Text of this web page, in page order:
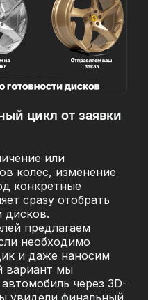
цикл от заявки
или
колес, изменение
конкретные
сразу отобрать
дисков.
предлагаем
необходимо
и даже наносим
вариант мы
через 3D-